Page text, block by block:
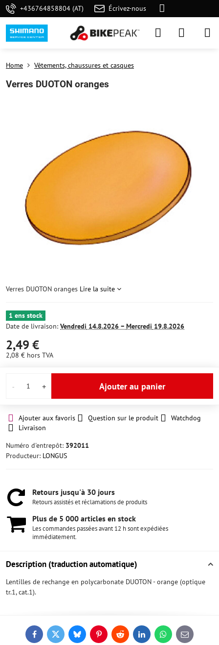
+436764858804 (AT) Écrivez-nous
Home Vêtements, chaussures et casques
Verres DUOTON oranges
Verres DUOTON oranges Lire la suite
1 ens stock
Date de livraison: Vendredi 14.8.2026 − Mercredi 19.8.2026
2,49 €
2,08 € hors TVA
Ajouter au panier
Ajouter aux favoris Question sur le produit
Watchdog
Livraison
Numéro d'entrepôt: 392011
Producteur: LONGUS
Retours jusqu'à 30 jours
Retours assistés et réclamations de produits
Plus de 5 000 articles en stock
Les commandes passées avant 12 h sont expédiées
immédiatement.
Description (traduction automatique)
Lentilles de rechange en polycarbonate DUOTON - orange (optique
tr.1, cat.1).
FacebookTwitterBlueskyPinterestReddit LinkedInWhatsApp
E-